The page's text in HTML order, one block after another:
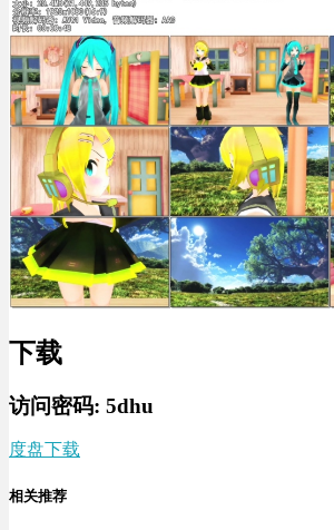
下载
访问密码: 5dhu
度盘下载
相关推荐